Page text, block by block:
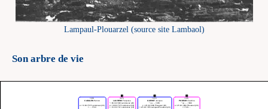
Lampaul-Plouarzel (source site Lambaol)
Son arbre de vie